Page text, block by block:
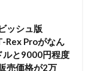
ッシュ版
Rex Proがなん
ルと9000円程度
売価格が2万